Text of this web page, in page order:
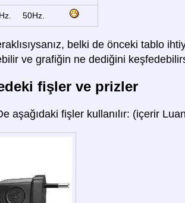
50Hz.
belki de önceki tablo
ve grafiğin ne dediğini
fişler ve prizler
aşağıdaki fişler kullanılır: (içerir